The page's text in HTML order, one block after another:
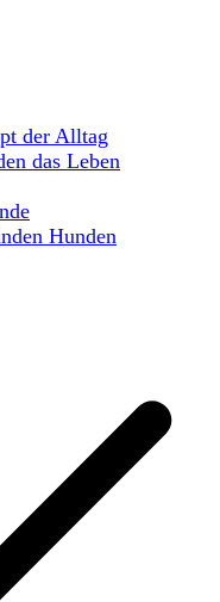
der Alltag
das Leben
Hunden